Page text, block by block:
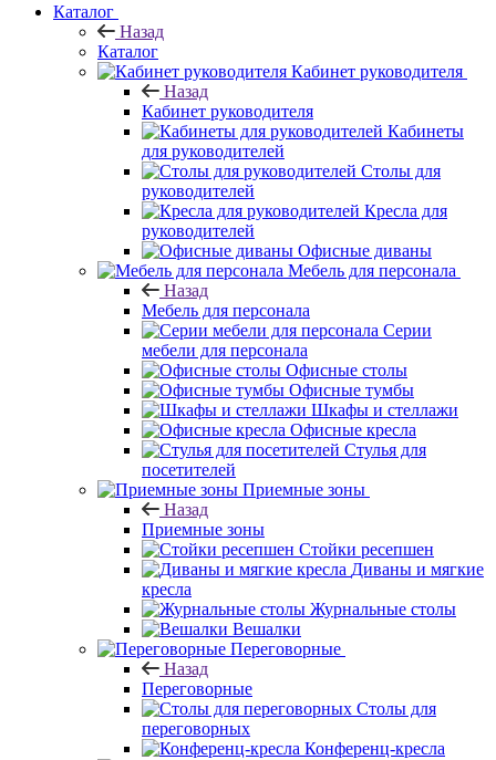
Каталог
Назад
Каталог
Кабинет руководителя
Назад
Кабинет руководителя
Кабинеты
для руководителей
Столы для
руководителей
Кресла для
руководителей
Офисные диваны
Мебель для персонала
Назад
Мебель для персонала
Серии
мебели для персонала
Офисные столы
Офисные тумбы
Шкафы и стеллажи
Офисные кресла
Стулья для
посетителей
Приемные зоны
Назад
Приемные зоны
Стойки ресепшен
Диваны и мягкие
кресла
Журнальные столы
Вешалки
Переговорные
Назад
Переговорные
Столы для
переговорных
Конференц-кресла